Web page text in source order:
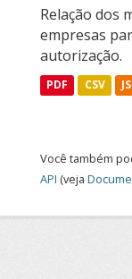
Relação dos
empresas
autorização.
PDF CSV
Você também
API (veja